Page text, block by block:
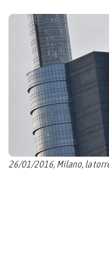
26/01/2016, Milano, la